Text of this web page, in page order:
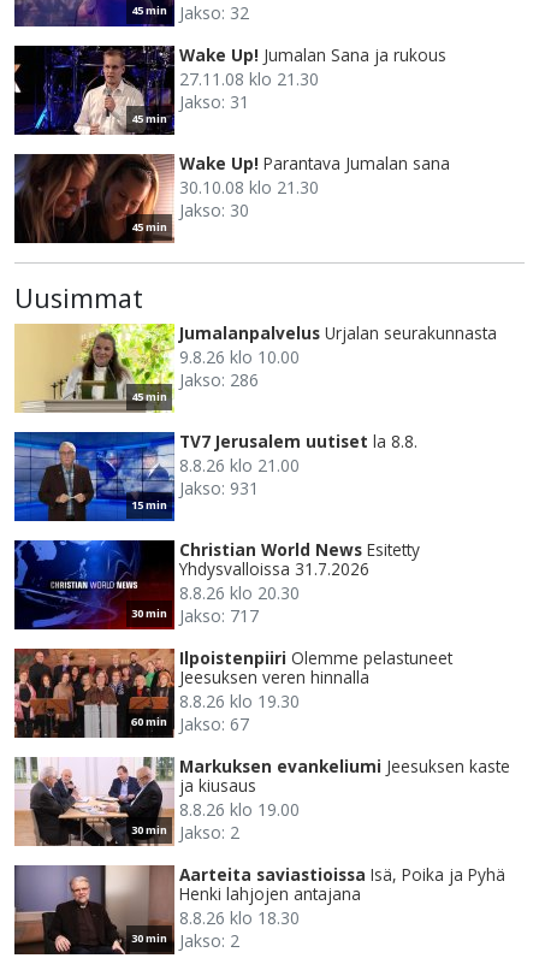
45 min
Jakso: 32
45 min
Wake Up! Jumalan Sana ja rukous
27.11.08 klo 21.30
Jakso: 31
45 min
Wake Up! Parantava Jumalan sana
30.10.08 klo 21.30
Jakso: 30
Uusimmat
45 min
Jumalanpalvelus Urjalan seurakunnasta
9.8.26 klo 10.00
Jakso: 286
15 min
TV7 Jerusalem uutiset la 8.8.
8.8.26 klo 21.00
Jakso: 931
30 min
Christian World News Esitetty
Yhdysvalloissa 31.7.2026
8.8.26 klo 20.30
Jakso: 717
60 min
Ilpoistenpiiri Olemme pelastuneet
Jeesuksen veren hinnalla
8.8.26 klo 19.30
Jakso: 67
30 min
Markuksen evankeliumi Jeesuksen kaste
ja kiusaus
8.8.26 klo 19.00
Jakso: 2
30 min
Aarteita saviastioissa Isä, Poika ja Pyhä
Henki lahjojen antajana
8.8.26 klo 18.30
Jakso: 2